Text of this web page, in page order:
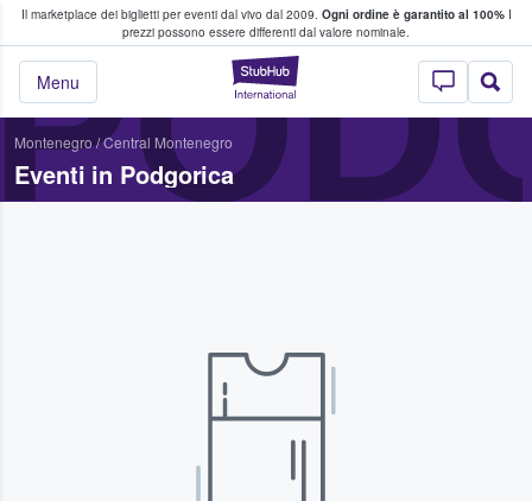
Il marketplace dei biglietti per eventi dal vivo dal 2009. Ogni ordine è garantito al 100%I
prezzi possono essere differenti dal valore nominale.
StubHub - Dove
Menu
fan comprano e vendono biglietti
Montenegro /Central Montenegro
Eventi in Podgorica